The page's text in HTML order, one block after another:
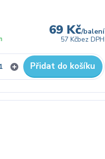
69 Kč/balení
57 Kčbez DPH
Přidat do košíku